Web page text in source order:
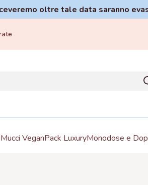
oltre tale data saranno
Mucci VeganPack LuxuryMonodose e